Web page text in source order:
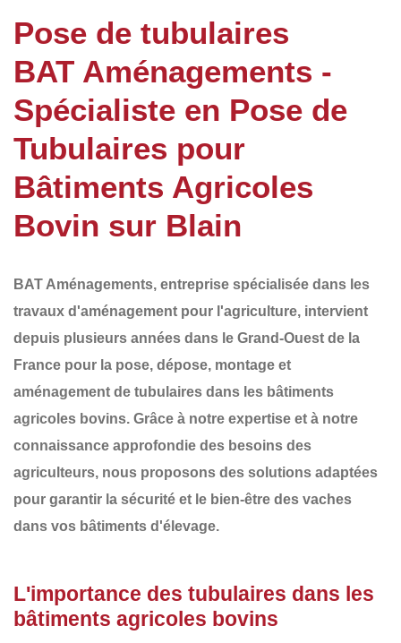
Pose de tubulaires
BAT Aménagements -
Spécialiste en Pose de
Tubulaires pour
Bâtiments Agricoles
Bovin sur Blain
BAT Aménagements, entreprise spécialisée dans les
travaux d'aménagement pour l'agriculture, intervient
depuis plusieurs années dans le Grand-Ouest de la
France pour la pose, dépose, montage et
aménagement de tubulaires dans les bâtiments
agricoles bovins. Grâce à notre expertise et à notre
connaissance approfondie des besoins des
agriculteurs, nous proposons des solutions adaptées
pour garantir la sécurité et le bien-être des vaches
dans vos bâtiments d'élevage.
L'importance des tubulaires dans les
bâtiments agricoles bovins